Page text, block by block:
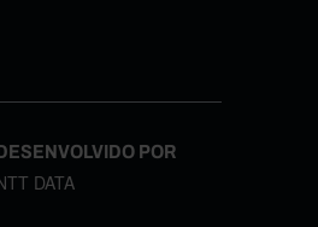
POR
DATA